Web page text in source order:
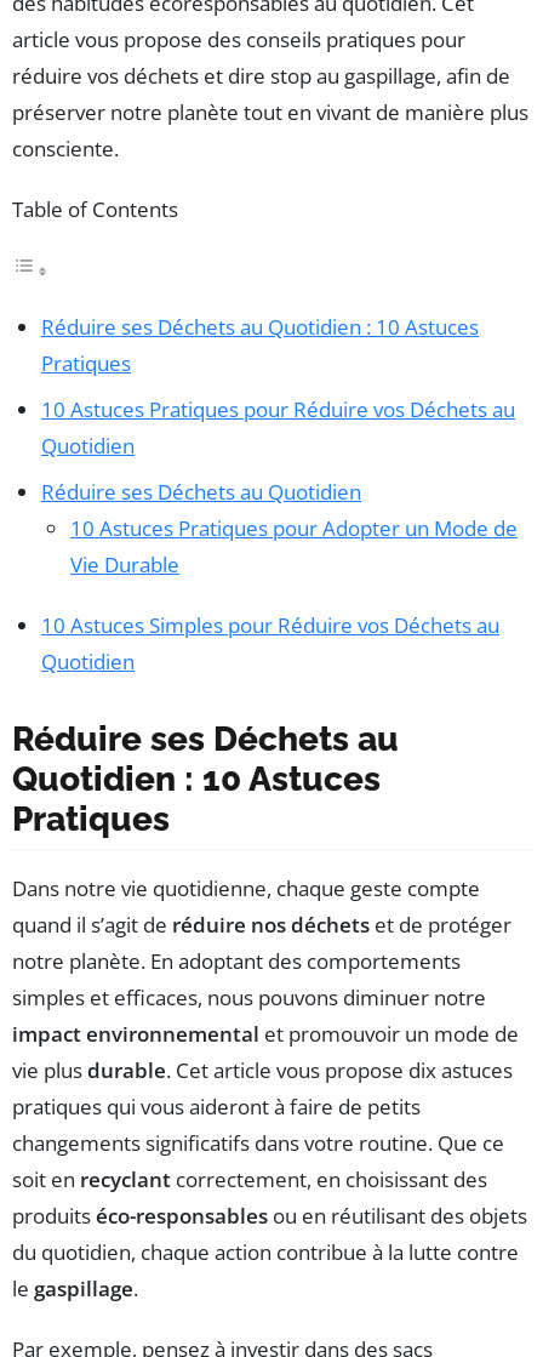
article vous propose des conseils pratiques pour
réduire vos déchets et dire stop au gaspillage, afin de
préserver notre planète tout en vivant de manière plus
consciente.
Table of Contents
Réduire ses Déchets au Quotidien : 10 Astuces
Pratiques
10 Astuces Pratiques pour Réduire vos Déchets au
Quotidien
Réduire ses Déchets au Quotidien
10 Astuces Pratiques pour Adopter un Mode de
Vie Durable
10 Astuces Simples pour Réduire vos Déchets au
Quotidien
Réduire ses Déchets au
Quotidien : 10 Astuces
Pratiques
Dans notre vie quotidienne, chaque geste compte
quand il s’agit de réduire nos déchets et de protéger
notre planète. En adoptant des comportements
simples et efficaces, nous pouvons diminuer notre
impact environnemental et promouvoir un mode de
vie plusdurable. Cet article vous propose dix astuces
pratiques qui vous aideront à faire de petits
changements significatifs dans votre routine. Que ce
soit en recyclant correctement, en choisissant des
produitséco-responsables ou en réutilisant des objets
du quotidien, chaque action contribue à la lutte contre
le gaspillage.
Par exemple, pensez à investir dans des sacs